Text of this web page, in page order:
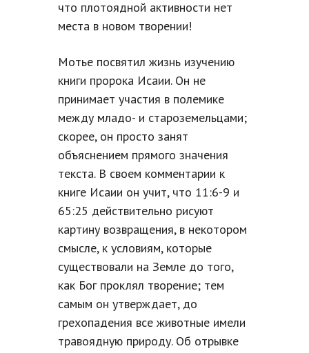
что плотоядной активности нет
места в новом творении!
Мотье посвятил жизнь изучению
книги пророка Исаии. Он не
принимает участия в полемике
между младо- и староземельцами;
скорее, он просто занят
объяснением прямого значения
текста. В своем комментарии к
книге Исаии он учит, что 11:6-9 и
65:25 действительно рисуют
картину возвращения, в некотором
смысле, к условиям, которые
существовали на Земле до того,
как Бог проклял творение; тем
самым он утверждает, до
грехопадения все животные имели
травоядную природу. Об отрывке